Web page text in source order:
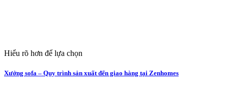
Hiểu rõ hơn để lựa chọn
Xưởng sofa – Quy trình sản xuất đến giao hàng tại Zenhomes